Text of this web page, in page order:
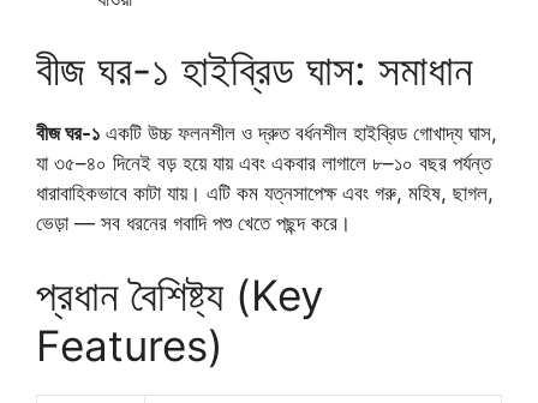
বীজ ঘর-১ হাইব্রিড ঘাস: সমাধান
বীজ ঘর-১ একটি উচ্চ ফলনশীল ও দ্রুত বর্ধনশীল হাইব্রিড গোখাদ্য ঘাস,
যা ৩৫–৪০ দিনেই বড় হয়ে যায় এবং একবার লাগালে ৮–১০ বছর পর্যন্ত
ধারাবাহিকভাবে কাটা যায়। এটি কম যত্নসাপেক্ষ এবং গরু, মহিষ, ছাগল,
ভেড়া — সব ধরনের গবাদি পশু খেতে পছন্দ করে।
প্রধান বৈশিষ্ট্য (Key
Features)